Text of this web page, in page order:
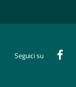
Seguici su